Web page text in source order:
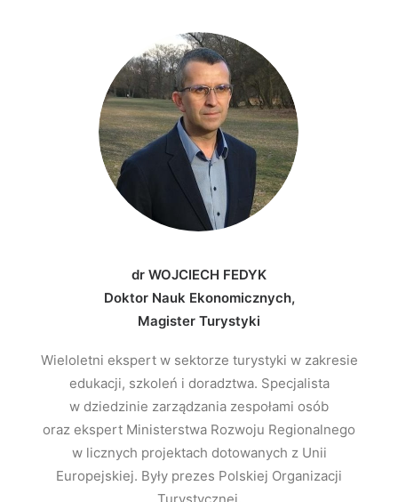
dr WOJCIECH FEDYK
Doktor Nauk Ekonomicznych,
Magister Turystyki
Wieloletni ekspert w sektorze turystyki w zakresie
edukacji, szkoleń i doradztwa. Specjalista
w dziedzinie zarządzania zespołami osób
oraz ekspert Ministerstwa Rozwoju Regionalnego
w licznych projektach dotowanych z Unii
Europejskiej. Były prezes Polskiej Organizacji